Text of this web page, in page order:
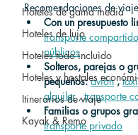
Hoteles de gama media
Hoteles de lujo
Hoteles todo incluido
Hoteles y hostales
Itinerarios de viaje
Kayak & Remo
Recomendaciones de
Con un presupuesto
transporte compartido
públicos
Solteros, parejas o
pequeños: avión ,
alquiler , transporte
Familias o grupos
transporte privado